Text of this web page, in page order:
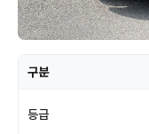
구분
등급